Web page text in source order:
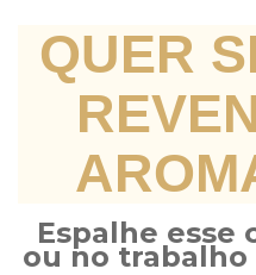
QUER
Espalhe esse
ou no trabalho